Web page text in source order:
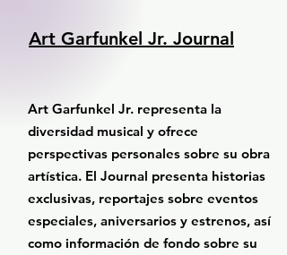
Art Garfunkel Jr. Journal
Art Garfunkel Jr. representa la
diversidad musical y ofrece
perspectivas personales sobre su obra
artística. El Journal presenta historias
exclusivas, reportajes sobre eventos
especiales, aniversarios y estrenos, así
como información de fondo sobre su